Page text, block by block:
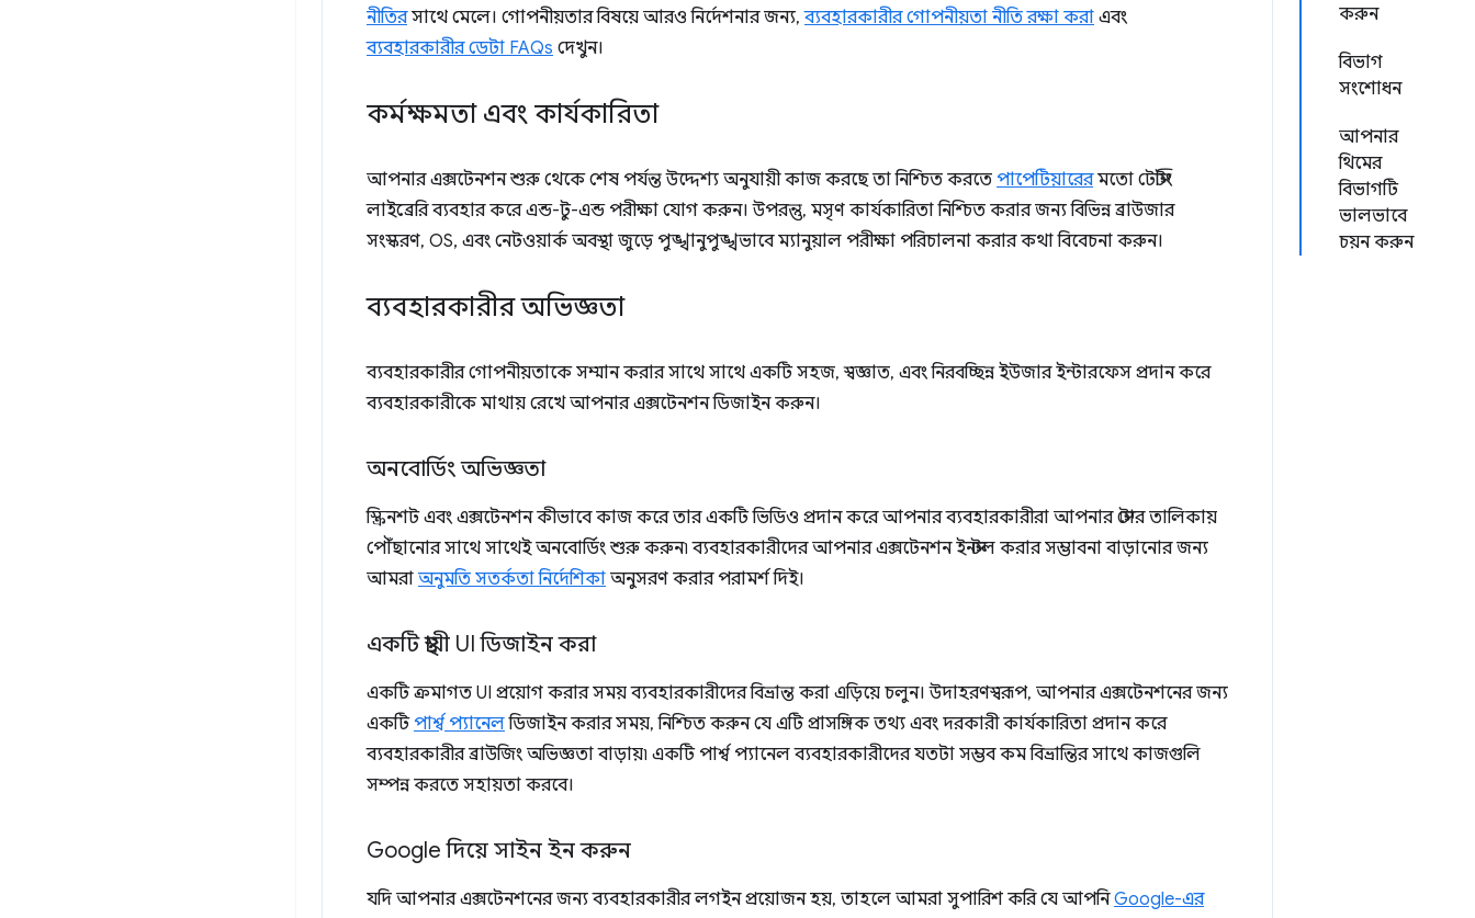
করুন
বিভাগ
সংশোধন
আপনার
থিমের
বিভাগটি
ভালভাবে
চয়ন করুন
নীতিরসাথে মেলে। গোপনীয়তার বিষয়ে আরও নির্দেশনার জন্য,ব্যবহারকারীর গোপনীয়তা নীতি রক্ষা করা এবং
ব্যবহারকারীর ডেটা FAQs দেখুন।
কর্মক্ষমতা এবং কার্যকারিতা
আপনার এক্সটেনশন শুরু থেকে শেষ পর্যন্ত উদ্দেশ্য অনুযায়ী কাজ করছে তা নিশ্চিত করতে পাপেটিয়ারেরমতো টেস্টিং
লাইব্রেরি ব্যবহার করে এন্ড-টু-এন্ড পরীক্ষা যোগ করুন। উপরন্তু, মসৃণ কার্যকারিতা নিশ্চিত করার জন্য বিভিন্ন ব্রাউজার
সংস্করণ, OS, এবং নেটওয়ার্ক অবস্থা জুড়ে পুঙ্খানুপুঙ্খভাবে ম্যানুয়াল পরীক্ষা পরিচালনা করার কথা বিবেচনা করুন।
ব্যবহারকারীর অভিজ্ঞতা
ব্যবহারকারীর গোপনীয়তাকে সম্মান করার সাথে সাথে একটি সহজ, স্বজ্ঞাত, এবং নিরবচ্ছিন্ন ইউজার ইন্টারফেস প্রদান করে
ব্যবহারকারীকে মাথায় রেখে আপনার এক্সটেনশন ডিজাইন করুন।
অনবোর্ডিং অভিজ্ঞতা
স্ক্রিনশট এবং এক্সটেনশন কীভাবে কাজ করে তার একটি ভিডিও প্রদান করে আপনার ব্যবহারকারীরা আপনার স্টোর তালিকায়
পৌঁছানোর সাথে সাথেই অনবোর্ডিং শুরু করুন৷ ব্যবহারকারীদের আপনার এক্সটেনশন ইনস্টল করার সম্ভাবনা বাড়ানোর জন্য
আমরা অনুমতি সতর্কতা নির্দেশিকা অনুসরণ করার পরামর্শ দিই।
একটি স্থায়ী UI ডিজাইন করা
একটি ক্রমাগত UI প্রয়োগ করার সময় ব্যবহারকারীদের বিভ্রান্ত করা এড়িয়ে চলুন। উদাহরণস্বরূপ, আপনার এক্সটেনশনের জন্য
একটিপার্শ্ব প্যানেলডিজাইন করার সময়, নিশ্চিত করুন যে এটি প্রাসঙ্গিক তথ্য এবং দরকারী কার্যকারিতা প্রদান করে
ব্যবহারকারীর ব্রাউজিং অভিজ্ঞতা বাড়ায়৷ একটি পার্শ্ব প্যানেল ব্যবহারকারীদের যতটা সম্ভব কম বিভ্রান্তির সাথে কাজগুলি
সম্পন্ন করতে সহায়তা করবে।
Google দিয়ে সাইন ইন করুন
যদি আপনার এক্সটেনশনের জন্য ব্যবহারকারীর লগইন প্রয়োজন হয়, তাহলে আমরা সুপারিশ করি যে আপনিGoogle-এর